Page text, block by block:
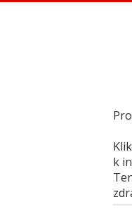
Předplatné / el. verze
k